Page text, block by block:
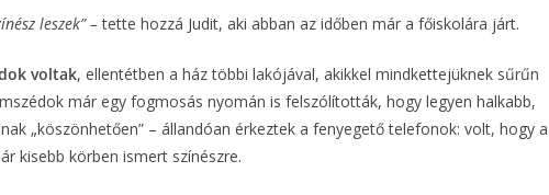
leszek” –tette hozzá Judit, aki abban az időben már a főiskolára járt.
voltak, ellentétben a ház többi lakójával, akikkel mindkettejüknek sűrűn
már egy fogmosás nyomán is felszólították, hogy legyen halkabb,
„köszönhetően” – állandóan érkeztek a fenyegető telefonok: volt, hogy a
kisebb körben ismert színészre.